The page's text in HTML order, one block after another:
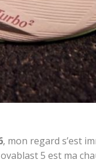
, mon regard s’est
5 est ma